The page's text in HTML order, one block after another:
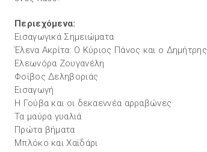
Περιεχόμενα:
Εισαγωγικά Σημειώματα
Έλενα Ακρίτα: Ο Κύριος Πάνος και ο Δημήτρης
Ελεωνόρα Ζουγανέλη
Φοίβος Δεληβοριάς
Εισαγωγή
Η Γούβα και οι δεκαεννέα αρραβώνες
Τα μαύρα γυαλιά
Πρώτα βήματα
Μπλόκο και Χαϊδάρι